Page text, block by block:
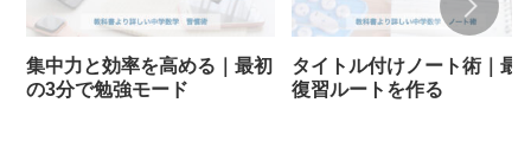
集中力と効率を高める｜最初
の3分で勉強モード
タイトル付けノート術｜最
復習ルートを作る